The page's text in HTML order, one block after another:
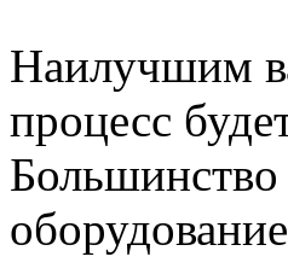
Наилучшим
процесс
Большинство